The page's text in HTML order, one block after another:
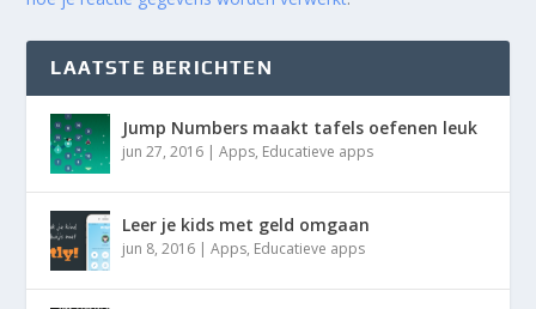
LAATSTE BERICHTEN
Jump Numbers maakt tafels oefenen leuk
jun 27, 2016 |Apps, Educatieve apps
Leer je kids met geld omgaan
jun 8, 2016 |Apps, Educatieve apps